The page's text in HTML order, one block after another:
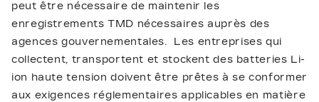
peut être nécessaire de maintenir les
enregistrements TMD nécessaires auprès des
agences gouvernementales. Les entreprises qui
collectent, transportent et stockent des batteries Li-
ion haute tension doivent être prêtes à se conformer
aux exigences réglementaires applicables en matière